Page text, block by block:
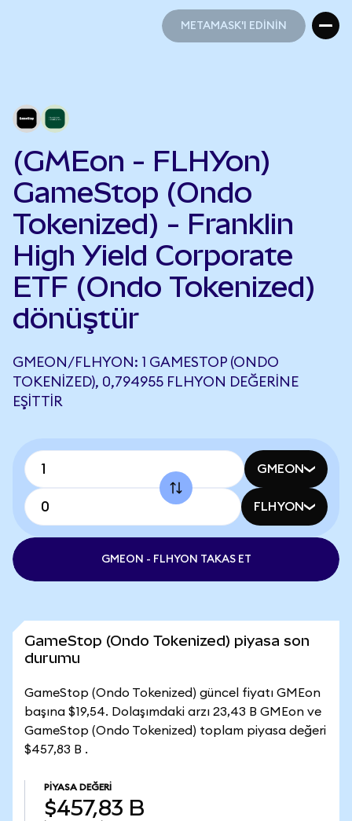
METAMASK'I EDİNİN
(GMEon - FLHYon)
GameStop (Ondo
Tokenized) - Franklin
High Yield Corporate
ETF (Ondo Tokenized)
dönüştür
GMEON/FLHYON: 1 GAMESTOP (ONDO
TOKENIZED), 0,794955 FLHYON DEĞERINE
EŞITTIR
GMEON
FLHYON
GMEON - FLHYON TAKAS ET
GameStop (Ondo Tokenized) piyasa son
durumu
GameStop (Ondo Tokenized) güncel fiyatı GMEon
başına $19,54. Dolaşımdaki arzı 23,43 B GMEon ve
GameStop (Ondo Tokenized) toplam piyasa değeri
$457,83 B .
PIYASA DEĞERI
$457,83 B